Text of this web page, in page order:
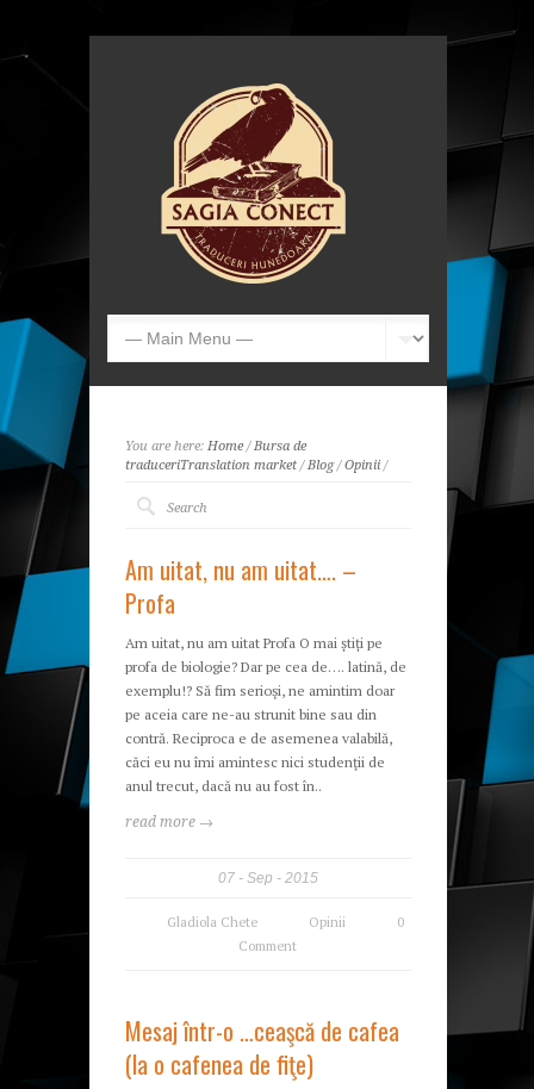
You are here: Home/Bursa de
traduceriTranslation market /Blog/Opinii/
Am uitat, nu am uitat…. –
Profa
Am uitat, nu am uitat Profa O mai știți pe
profa de biologie? Dar pe cea de…. latină, de
exemplu!? Să fim serioşi, ne amintim doar
pe aceia care ne-au strunit bine sau din
contră. Reciproca e de asemenea valabilă,
căci eu nu îmi amintesc nici studenţii de
anul trecut, dacă nu au fost în..
read more →
07 Sep 2015
Gladiola Chete Opinii
0
Comment
Mesaj într-o …ceaşcă de cafea
(la o cafenea de fiţe)